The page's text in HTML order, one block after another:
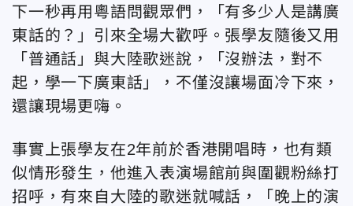
下一秒再用粵語問觀眾們，「有多少人是講廣
東話的？」引來全場大歡呼。張學友隨後又用
「普通話」與大陸歌迷說，「沒辦法，對不
起，學一下廣東話」，不僅沒讓場面冷下來，
還讓現場更嗨。
事實上張學友在2年前於香港開唱時，也有類
似情形發生，他進入表演場館前與圍觀粉絲打
招呼，有來自大陸的歌迷就喊話，「晚上的演